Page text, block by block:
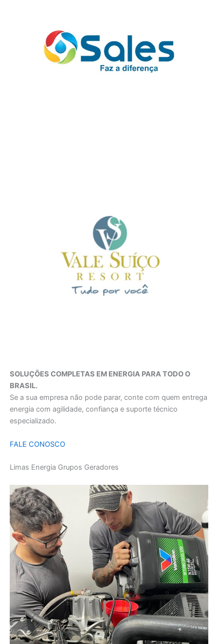
SOLUÇÕES COMPLETAS EM ENERGIA PARA TODO O
BRASIL.
Se a sua empresa não pode parar, conte com quem entrega
energia com agilidade, confiança e suporte técnico
especializado.
FALE CONOSCO
Limas Energia Grupos Geradores